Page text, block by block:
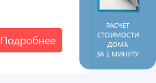
Подробнее
РАСЧЕТ
СТОИМОСТИ
ДОМА
ЗА 1 МИНУТУ